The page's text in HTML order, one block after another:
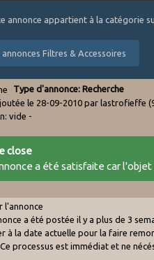
annonce appartient à la catégorie
annonces Filtres & Accessoires
Type d'annonce: Recherche
le 28-09-2010 par lastrofieffe
vide -
close
a été satisfaite car
l'annonce
a été postée il y a plus de 3
à la date actuelle pour la faire
processus est immédiat et ne